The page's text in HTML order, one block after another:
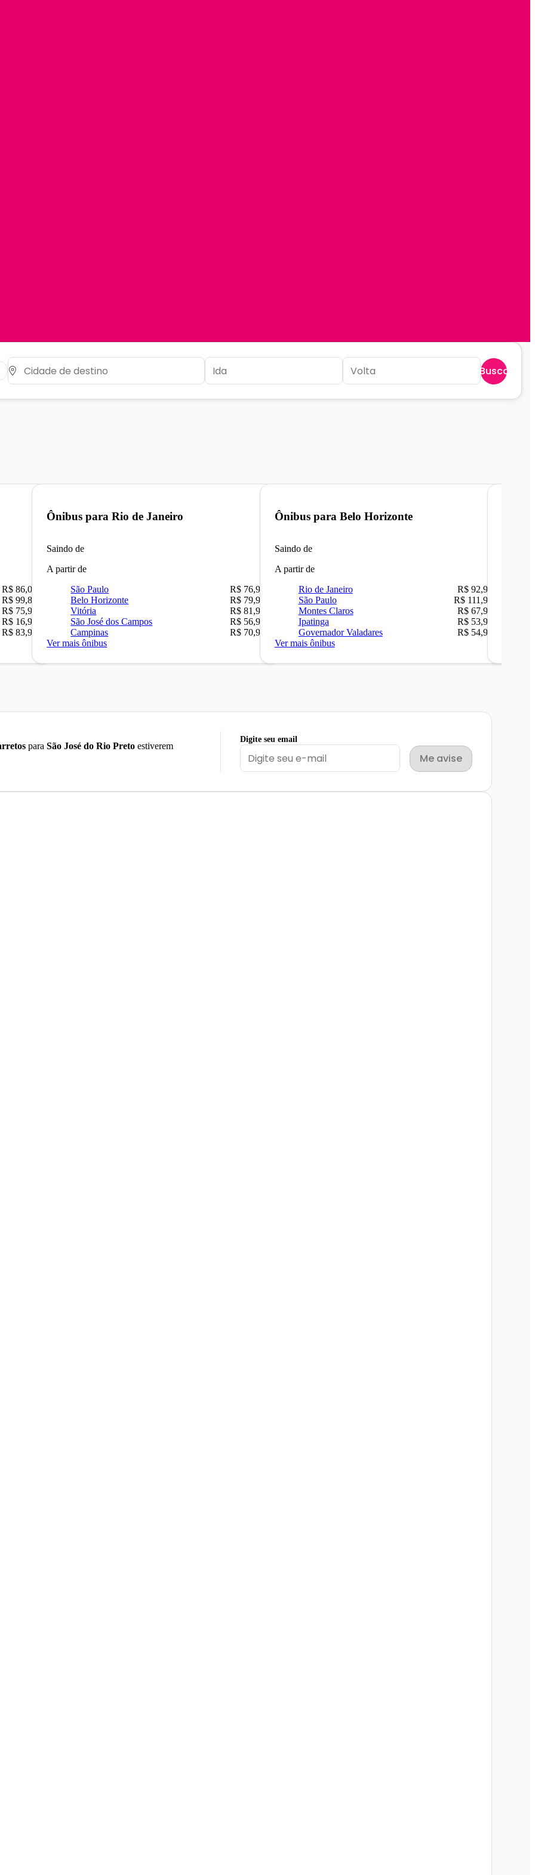
Buscar
R$ 86,00
R$ 99,89
R$ 75,90
R$ 16,90
R$ 83,90
Ônibus paraRio de Janeiro
Saindo de
A partir de
São Paulo
R$ 76,90
Belo Horizonte
R$ 79,90
Vitória
R$ 81,90
São José dos Campos
R$ 56,90
Campinas
R$ 70,90
Ver mais ônibus
Ônibus para Belo Horizonte
Saindo de
A partir de
Rio de Janeiro
R$ 92,90
São Paulo
R$ 111,90
Montes Claros
R$ 67,90
Ipatinga
R$ 53,90
Governador Valadares
R$ 54,90
Ver mais ônibus
para São José do Rio Preto estiverem
Digite seu email
Me avise